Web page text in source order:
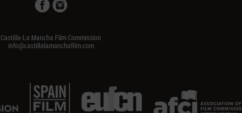
Castilla-La Mancha Film Commission
info@castillalamanchafilm.com